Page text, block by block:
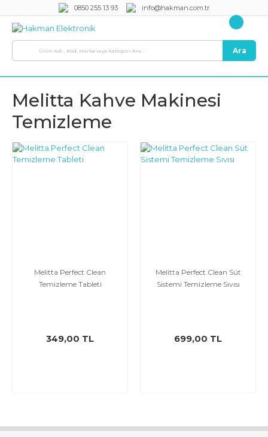
0850 255 13 93 info@hakman.com.tr
Ara
Melitta Kahve Makinesi
Temizleme
Melitta Perfect Clean
Temizleme Tableti
349,00 TL
Melitta Perfect Clean Süt
Sistemi Temizleme Sıvısı
699,00 TL